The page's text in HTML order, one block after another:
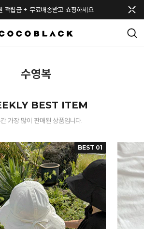
립금 + 무료배송받고 쇼핑하세요
수영복
BEST ITEM
가장 많이 판매된 상품입니다.
BEST 01